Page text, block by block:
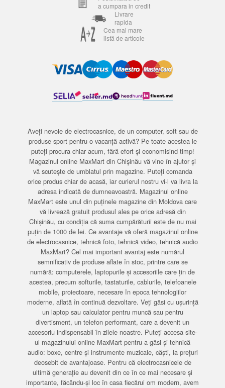
a cumpara in credit
Livrare
rapida
Cea mai mare
listă de articole
Aveți nevoie de electrocasnice, de un computer, soft sau de
produse sport pentru o vacanță activă? Pe toate acestea le
puteți procura chiar acum, fără efort și economisind timp!
Magazinul online MaxMart din Chișinău vă vine în ajutor și
vă scutește de umblatul prin magazine. Puteți comanda
orice produs chiar de acasă, iar curierul nostru vi-l va livra la
adresa indicată de dumneavoastră. Magazinul online
MaxMart este unul din puținele magazine din Moldova care
vă livrează gratuit produsul ales pe orice adresă din
Chișinău, cu condiția că suma cumpărăturii este de nu mai
puțin de 1000 de lei. Ce avantaje vă oferă magazinul online
de electrocasnice, tehnică foto, tehnică video, tehnică audio
MaxMart? Cel mai important avantaj este numărul
semnificativ de produse aflate în stoc, printre care se
numără: computerele, laptopurile și accesoriile care țin de
acestea, precum softurile, tastaturile, cablurile, telefoanele
mobile, proiectoare, necesare în epoca tehnologiilor
moderne, aflată în continuă dezvoltare. Veți găsi cu ușurință
un laptop sau calculator pentru muncă sau pentru
divertisment, un telefon performant, care a devenit un
accesoriu indispensabil în zilele noastre. Puteți accesa site-
ul magazinului online MaxMart pentru a găsi și tehnică
audio: boxe, centre și instrumente muzicale, căști, la prețuri
deosebit de avantajoase. Pentru că electrocasnicele de
ultimă generație au devenit din ce în ce mai necesare și
importante, făcându-și loc în casa fiecărui om modern, avem